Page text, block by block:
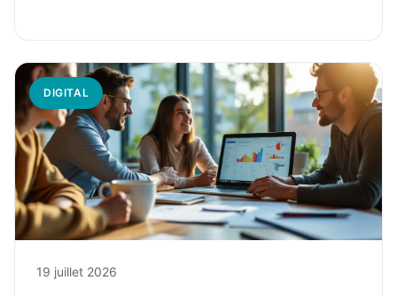
DIGITAL
19 juillet 2026